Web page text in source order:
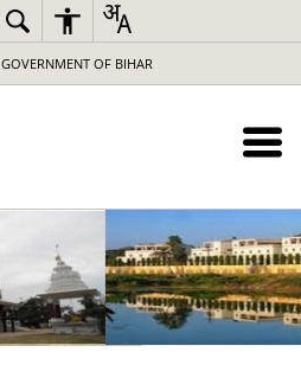
GOVERNMENT OF BIHAR